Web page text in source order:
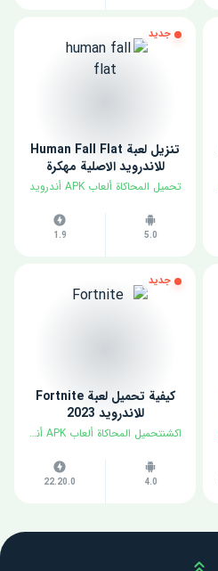
جديد
تنزيل لعبة Human Fall Flat
للاندرويد الاصلية مهكرة
تحميل المحاكاة ألعاب APK أندرويد
5.0
1.9
جديد
كيفية تحميل لعبة Fortnite
للاندرويد 2023
اكشنتحميل المحاكاة ألعاب APK أندرويد
4.0
22.20.0
Scroll up